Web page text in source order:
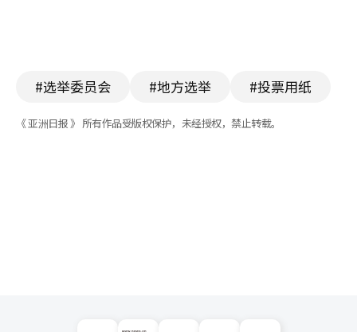
#选举委员会 #地方选举 #投票用纸
《 亚洲日报 》 所有作品受版权保护，未经授权，禁止转载。